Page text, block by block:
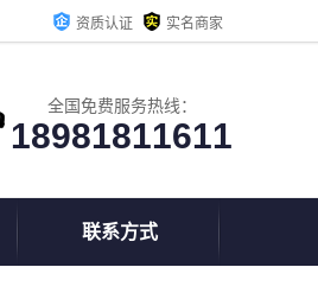
资质认证 实名商家
全国免费服务热线：
18981811611
联系方式